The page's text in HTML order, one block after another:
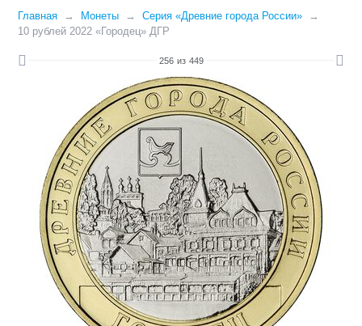
Главная Монеты
Серия «Древние города России»
10 рублей 2022 «Городец» ДГР
256 из 449